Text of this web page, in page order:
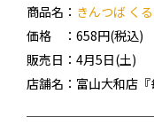
商品名： きんつば く
価格 ：658円(税込)
販売日：4月5日(土)
店舗名：富山大和店『